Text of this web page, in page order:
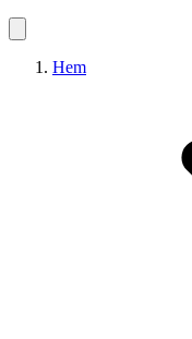
Hem